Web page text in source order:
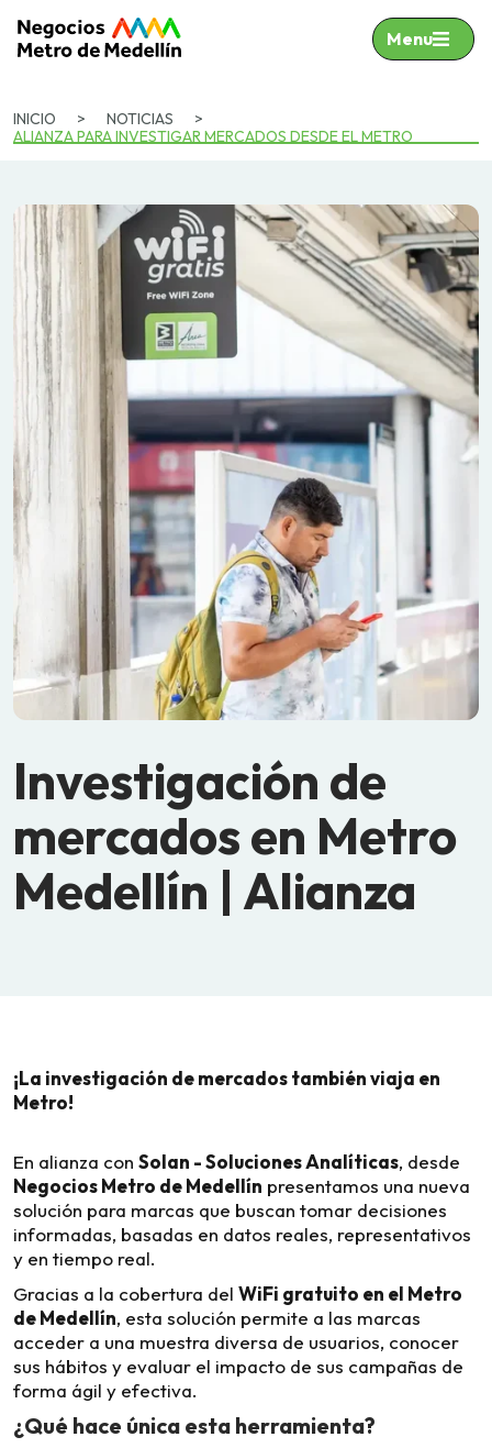
Menu
INICIO > NOTICIAS
>
ALIANZA PARA INVESTIGAR MERCADOS DESDE EL METRO
Investigación de
mercados en Metro
Medellín | Alianza
¡La investigación de mercados también viaja en
Metro!
En alianza con Solan - Soluciones Analíticas, desde
Negocios Metro de Medellín presentamos una nueva
solución para marcas que buscan tomar decisiones
informadas, basadas en datos reales, representativos
y en tiempo real.
Gracias a la cobertura del WiFi gratuito en el Metro
de Medellín, esta solución permite a las marcas
acceder a una muestra diversa de usuarios, conocer
sus hábitos y evaluar el impacto de sus campañas de
forma ágil y efectiva.
¿Qué hace única esta herramienta?